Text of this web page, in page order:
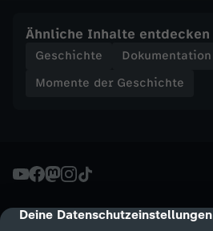
cmp-dialog-description
Deine Datenschutzeinstellungen
h
h
t
Ähnliche Inhalte entdecken
Geschichte Dokumentation
Momente der Geschichte